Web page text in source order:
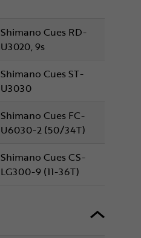
Shimano Cues RD-
U3020, 9s
Shimano Cues ST-
U3030
Shimano Cues FC-
U6030-2 (50/34T)
Shimano Cues CS-
LG300-9 (11-36T)